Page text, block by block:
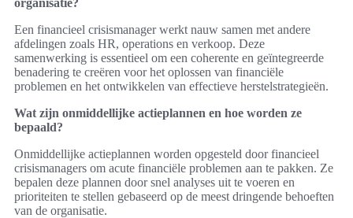
Een financieel crisismanager werkt nauw samen met andere
afdelingen zoals HR, operations en verkoop. Deze
samenwerking is essentieel om een coherente en geïntegreerde
benadering te creëren voor het oplossen van financiële
problemen en het ontwikkelen van effectieve herstelstrategieën.
Wat zijn onmiddellijke actieplannen en hoe worden ze
bepaald?
Onmiddellijke actieplannen worden opgesteld door financieel
crisismanagers om acute financiële problemen aan te pakken. Ze
bepalen deze plannen door snel analyses uit te voeren en
prioriteiten te stellen gebaseerd op de meest dringende behoeften
van de organisatie.